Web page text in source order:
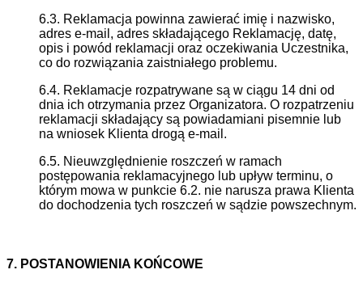
6.3. Reklamacja powinna zawierać imię i nazwisko,
adres e-mail, adres składającego Reklamację, datę,
opis i powód reklamacji oraz oczekiwania Uczestnika,
co do rozwiązania zaistniałego problemu.
6.4. Reklamacje rozpatrywane są w ciągu 14 dni od
dnia ich otrzymania przez Organizatora. O rozpatrzeniu
reklamacji składający są powiadamiani pisemnie lub
na wniosek Klienta drogą e-mail.
6.5. Nieuwzględnienie roszczeń w ramach
postępowania reklamacyjnego lub upływ terminu, o
którym mowa w punkcie 6.2. nie narusza prawa Klienta
do dochodzenia tych roszczeń w sądzie powszechnym.
7. POSTANOWIENIA KOŃCOWE